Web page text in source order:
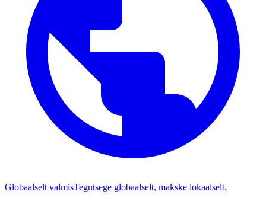
Globaalselt valmisTegutsege globaalselt, makske lokaalselt.